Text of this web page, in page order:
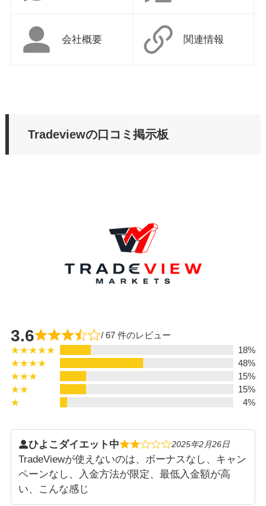
会社概要 関連情報
Tradeviewの口コミ掲示板
3.6
/ 67 件のレビュー
★★★★★
18%
★★★★
48%
★★★
15%
★★
15%
★
4%
2025年2月26日
TradeViewが使えないのは、ボーナスなし、キャン
ペーンなし、入金方法が限定、最低入金額が高
い、こんな感じ
ひよこダイエット中